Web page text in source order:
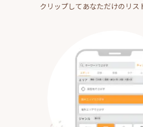
クリップしてあなただけのリス